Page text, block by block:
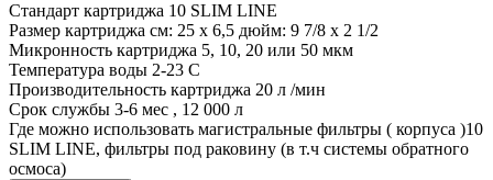
Стандарт картриджа 10 SLIM LINE
Размер картриджа см: 25 х 6,5 дюйм: 9 7/8 x 2 1/2
Микронность картриджа 5, 10, 20 или 50 мкм
Температура воды 2-23 С
Производительность картриджа 20 л /мин
Срок службы 3-6 мес , 12 000 л
Где можно использовать магистральные фильтры ( корпуса )10
SLIM LINE, фильтры под раковину (в т.ч системы обратного
осмоса)